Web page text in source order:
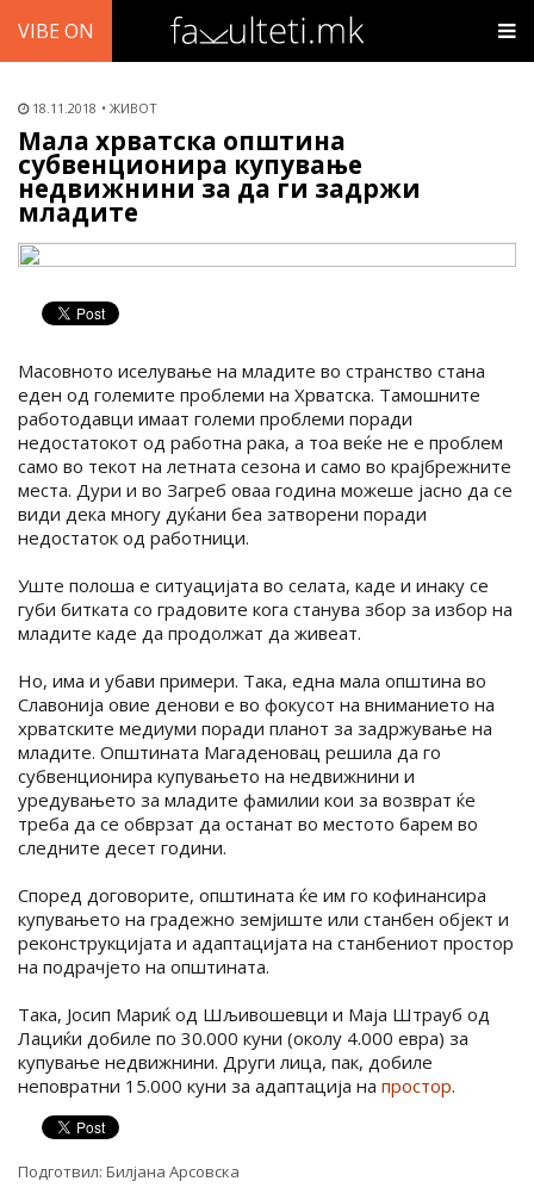
VIBE ON
18.11.2018 ЖИВОТ
Мала хрватска општина
субвенционира купување
недвижнини за да ги задржи
младите
Масовното иселување на младите во странство стана
еден од големите проблеми на Хрватска. Тамошните
работодавци имаат големи проблеми поради
недостатокот од работна рака, а тоа веќе не е проблем
само во текот на летната сезона и само во крајбрежните
места. Дури и во Загреб оваа година можеше јасно да се
види дека многу дуќани беа затворени поради
недостаток од работници.
Уште полоша е ситуацијата во селата, каде и инаку се
губи битката со градовите кога станува збор за избор на
младите каде да продолжат да живеат.
Но, има и убави примери. Така, една мала општина во
Славонија овие денови е во фокусот на вниманието на
хрватските медиуми поради планот за задржување на
младите. Општината Магаденовац решила да го
субвенционира купувањето на недвижнини и
уредувањето за младите фамилии кои за возврат ќе
треба да се обврзат да останат во местото барем во
следните десет години.
Според договорите, општината ќе им го кофинансира
купувањето на градежно земјиште или станбен објект и
реконструкцијата и адаптацијата на станбениот простор
на подрачјето на општината.
Така, Јосип Мариќ од Шљивошевци и Маја Штрауб од
Лациќи добиле по 30.000 куни (околу 4.000 евра) за
купување недвижнини. Други лица, пак, добиле
неповратни 15.000 куни за адаптација на простор.
Подготвил: Билјана Арсовска